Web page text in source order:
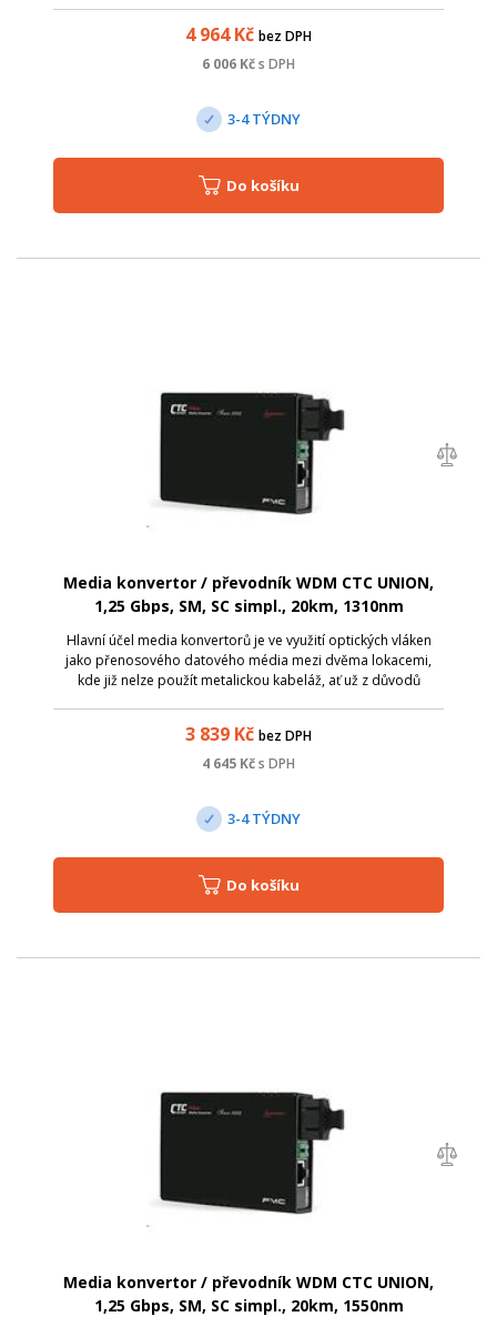
4 964Kč bez DPH
6 006 Kčs DPH
3-4 TÝDNY
Do košíku
Media konvertor / převodník WDM CTC UNION,
1,25 Gbps, SM, SC simpl., 20km, 1310nm
Hlavní účel media konvertorů je ve využití optických vláken
jako přenosového datového média mezi dvěma lokacemi,
kde již nelze použít metalickou kabeláž, ať už z důvodů
3 839 Kč bez DPH
4 645 Kčs DPH
3-4 TÝDNY
Do košíku
Media konvertor / převodník WDM CTC UNION,
1,25 Gbps, SM, SC simpl., 20km, 1550nm